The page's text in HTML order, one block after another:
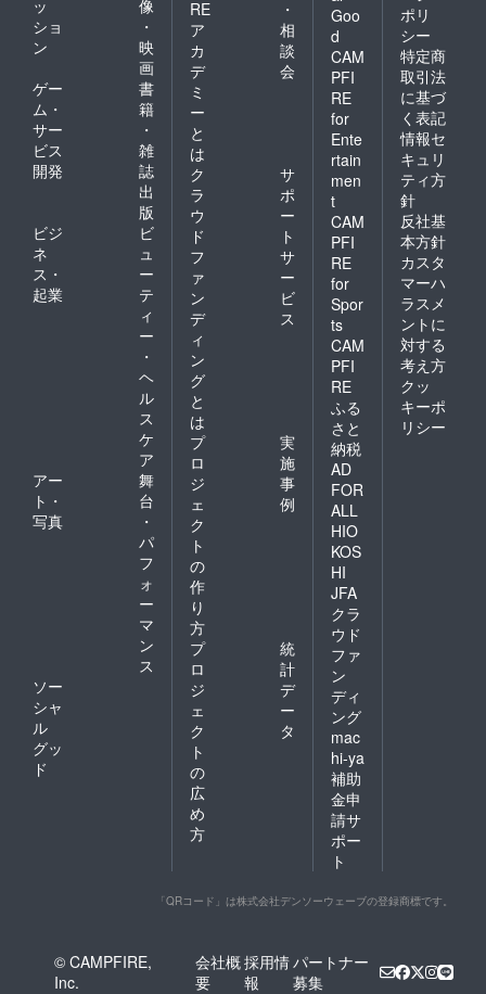
ッ
ショ
ン
像
・
映
画
ゲー
ム・
サー
ビス
開発
書
籍
・
雑
誌
出
版
ビジ
ネ
ス・
起業
ビ
ュ
ー
テ
ィ
ー
・
ヘ
ル
ス
ケ
ア
アー
ト・
写真
舞
台
・
パ
フ
ォ
ー
マ
ン
ス
ソー
シャ
ル
グッ
ド
RE
ア
カ
デ
ミ
ー
と
は
・
相
談
会
ク
ラ
ウ
ド
フ
ァ
ン
デ
ィ
ン
グ
と
は
サ
ポ
ー
ト
サ
ー
ビ
ス
プ
ロ
ジ
ェ
ク
ト
の
作
り
方
実
施
事
例
プ
ロ
ジ
ェ
ク
ト
の
広
め
方
統
計
デ
ー
タ
Goo
d
CAM
PFI
RE
for
Ente
rtain
men
t
CAM
PFI
RE
for
Spor
ts
CAM
PFI
RE
ふる
さと
納税
AD
FOR
ALL
HIO
KOS
HI
JFA
クラ
ウド
ファ
ン
ディ
ング
mac
hi-ya
補助
金申
請サ
ポー
ト
ポリ
シー
特定商
取引法
に基づ
く表記
情報セ
キュリ
ティ方
針
反社基
本方針
カスタ
マーハ
ラスメ
ントに
対する
考え方
クッ
キーポ
リシー
「QRコード」は株式会社デンソーウェーブの登録商標です。
© CAMPFIRE,
Inc.
会社概
要
採用情
報
パートナー
募集